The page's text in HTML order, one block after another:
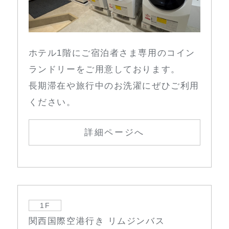
ホテル1階にご宿泊者さま専用のコイン
ランドリーをご用意しております。
長期滞在や旅行中のお洗濯にぜひご利用
ください。
詳細ページへ
1F
関西国際空港行き リムジンバス